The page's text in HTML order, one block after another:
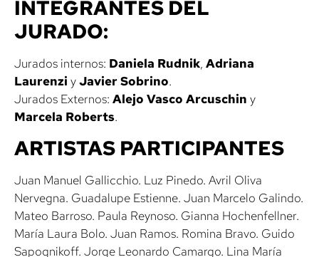
INTEGRANTES DEL
JURADO:
Jurados internos: Daniela Rudnik, Adriana
Laurenzi yJavier Sobrino.
Jurados Externos: Alejo Vasco Arcuschin y
Marcela Roberts.
ARTISTAS PARTICIPANTES
Juan Manuel Gallicchio. Luz Pinedo. Avril Oliva
Nervegna. Guadalupe Estienne. Juan Marcelo Galindo.
Mateo Barroso. Paula Reynoso. Gianna Hochenfellner.
María Laura Bolo. Juan Ramos. Romina Bravo. Guido
Sapognikoff. Jorge Leonardo Camargo. Lina María